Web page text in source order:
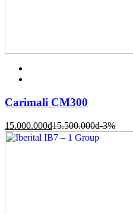
Carimali CM300
15.000.000đ15.500.000đ-3%